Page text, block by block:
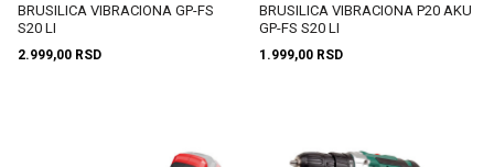
BRUSILICA VIBRACIONA GP-FS
S20 LI
2.999,00 RSD
BRUSILICA VIBRACIONA P20 AKU
GP-FS S20 LI
1.999,00 RSD